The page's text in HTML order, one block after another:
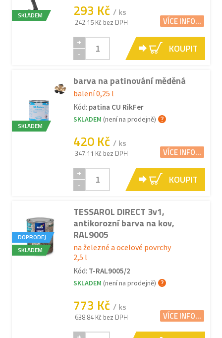
SKLADEM 293 Kč / ks
242.15 Kč bez DPH VÍCE INFO...
+
-
KOUPIT
SKLADEM
barva na patinování měděná
balení 0,25 l
Kód: patina CU RikFer
SKLADEM (není na prodejně)
420 Kč / ks
347.11 Kč bez DPH VÍCE INFO...
+
-
KOUPIT
DOPRODEJ
SKLADEM
TESSAROL DIRECT 3v1,
antikorozní barva na kov,
RAL9005
na železné a ocelové povrchy
2,5 l
Kód: T-RAL9005/2
SKLADEM (není na prodejně)
773 Kč / ks
638.84 Kč bez DPH VÍCE INFO...